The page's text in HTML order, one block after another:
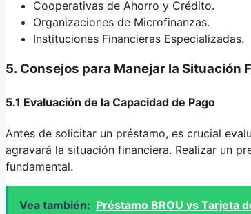
Cooperativas de Ahorro y Crédito.
Organizaciones de Microfinanzas.
Instituciones Financieras Especializadas.
5. Consejos para Manejar la Situación
5.1 Evaluación de la Capacidad de Pago
Antes de solicitar un préstamo, es crucial
agravará la situación financiera. Realizar un
fundamental.
Vea también: Préstamo BROU vs Tarjeta